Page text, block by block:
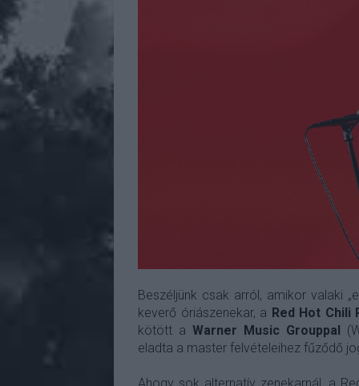
Beszéljünk csak arról, amikor valaki
keverő óriászenekar, a Red Hot Chili
kötött aWarner Music Grouppal
eladta a master felvételeihez fűződő